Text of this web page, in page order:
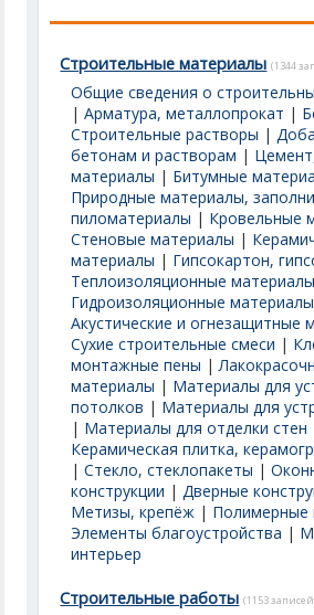
Строительные материалы (1344
Общие сведения о
|Арматура, металлопрокат |
Строительные растворы |
бетонам и растворам |
материалы | Битумные
Природные материалы,
пиломатериалы | Кровельные
Стеновые материалы |
материалы | Гипсокартон,
Теплоизоляционные материалы
Гидроизоляционные материалы
Акустические и огнезащитные
Сухие строительные смеси |
монтажные пены |
материалы | Материалы для
потолков | Материалы для
| Материалы для отделки стен
Керамическая плитка,
|Стекло, стеклопакеты |
конструкции |Дверные
Метизы, крепёж | Полимерные
Элементы благоустройства |
интерьер
Строительные работы (1153